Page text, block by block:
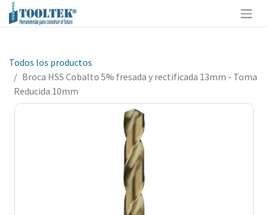
Todos los productos
Broca HSS Cobalto 5% fresada y rectificada 13mm - Toma
Reducida 10mm